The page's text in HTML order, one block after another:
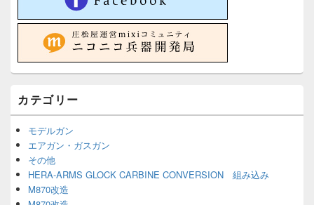
カテゴリー
モデルガン
エアガン・ガスガン
その他
HERA-ARMS GLOCK CARBINE CONVERSION 組み込み
M870改造